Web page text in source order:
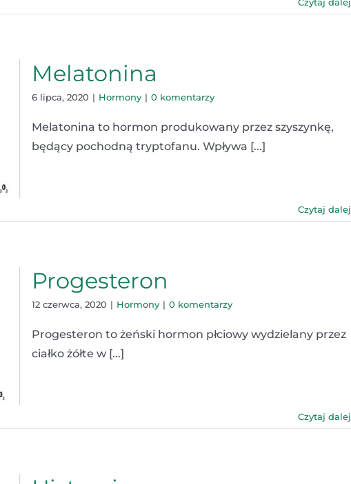
Melatonina
6 lipca, 2020 | Hormony | 0 komentarzy
Melatonina to hormon produkowany przez szyszynkę,
będący pochodną tryptofanu. Wpływa [...]
Czytaj dalej
Progesteron
12 czerwca, 2020 | Hormony | 0 komentarzy
Progesteron to żeński hormon płciowy wydzielany przez
ciałko żółte w [...]
Czytaj dalej